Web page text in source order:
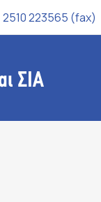
2510 223565 (fax)